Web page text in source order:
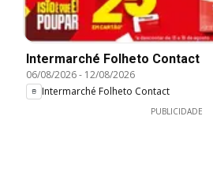
Intermarché Folheto Contact
06/08/2026- 12/08/2026
Intermarché Folheto Contact
PUBLICIDADE